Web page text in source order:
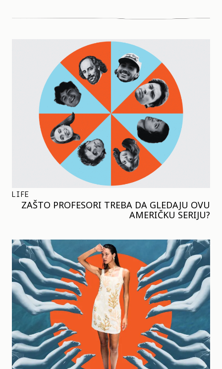
LIFE
ZAŠTO PROFESORI TREBA DA GLEDAJU OVU
AMERIČKU SERIJU?